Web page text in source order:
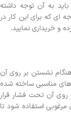
به آن توجه داشته
که برای این کار در
و خریداری نمایید.
هنگام نشستن بر روی آن
های مناسبی ساخته شده
آن تحت فشار قرار
استفاده شود تا